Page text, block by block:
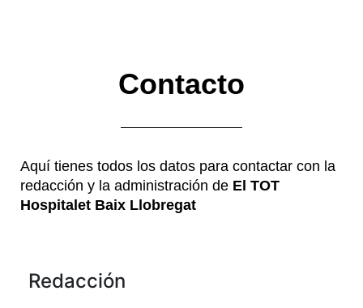
Contacto
Aquí tienes todos los datos para contactar con la
redacción y la administración de El TOT
Hospitalet Baix Llobregat
Redacción